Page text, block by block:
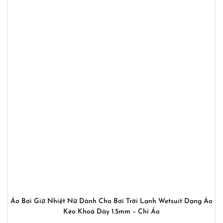
Áo Bơi Giữ Nhiệt Nữ Dành Cho Bơi Trời Lạnh Wetsuit Dạng Áo
Kéo Khoá Dày 1.5mm – Chỉ Áo